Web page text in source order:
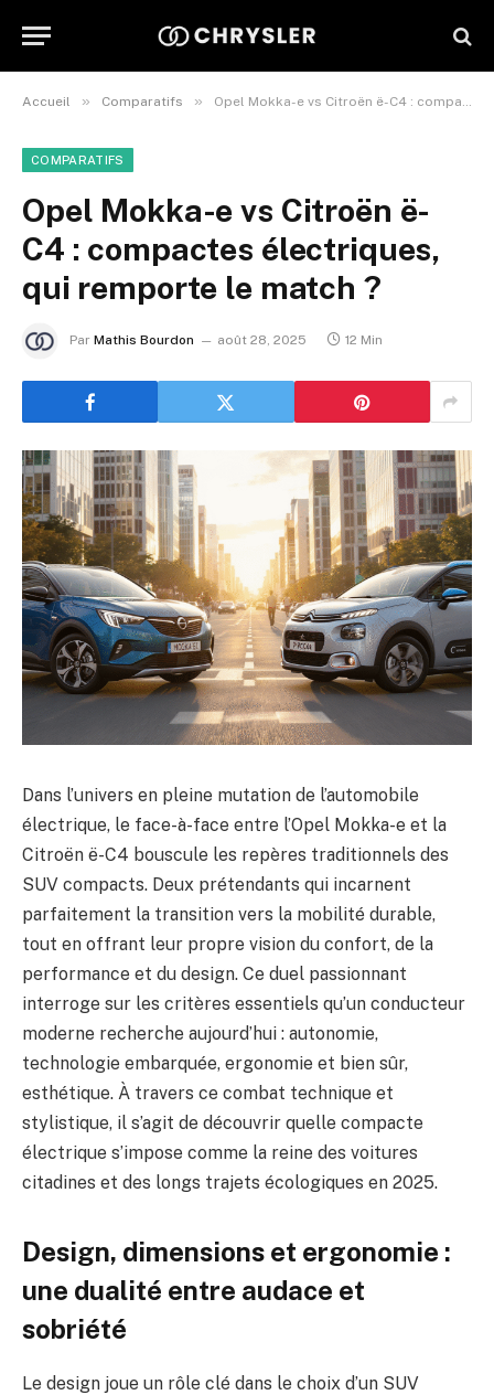
Accueil » Comparatifs » Opel Mokka-e vs Citroën ë-C4 : compactes électriques, qui remporte le match ?
COMPARATIFS
Opel Mokka-e vs Citroën ë-
C4 : compactes électriques,
qui remporte le match ?
Par Mathis Bourdon août 28, 2025 12 Min
Dans l’univers en pleine mutation de l’automobile
électrique, le face-à-face entre l’Opel Mokka-e et la
Citroën ë-C4 bouscule les repères traditionnels des
SUV compacts. Deux prétendants qui incarnent
parfaitement la transition vers la mobilité durable,
tout en offrant leur propre vision du confort, de la
performance et du design. Ce duel passionnant
interroge sur les critères essentiels qu’un conducteur
moderne recherche aujourd’hui : autonomie,
technologie embarquée, ergonomie et bien sûr,
esthétique. À travers ce combat technique et
stylistique, il s’agit de découvrir quelle compacte
électrique s’impose comme la reine des voitures
citadines et des longs trajets écologiques en 2025.
Design, dimensions et ergonomie :
une dualité entre audace et
sobriété
Le design joue un rôle clé dans le choix d’un SUV